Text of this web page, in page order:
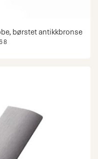
børstet antikkbronse